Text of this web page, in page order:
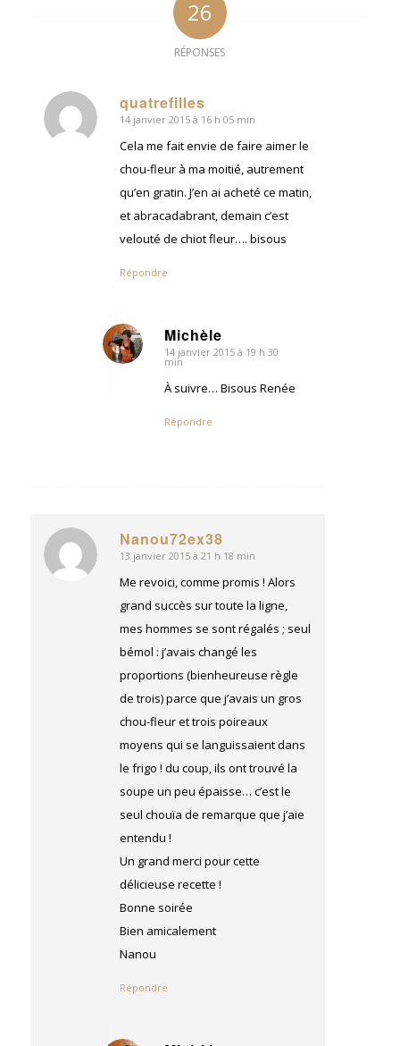
26
RÉPONSES
quatrefilles
dit
:
14 janvier 2015 à 16 h 05 min
Cela me fait envie de faire aimer le
chou-fleur à ma moitié, autrement
qu’en gratin. J’en ai acheté ce matin,
et abracadabrant, demain c’est
velouté de chiot fleur…. bisous
Répondre
Michèle
dit
14 janvier 2015 à 19 h 30
min
À suivre… Bisous Renée
Répondre
Nanou72ex38
dit
:
13 janvier 2015 à 21 h 18 min
Me revoici, comme promis ! Alors
grand succès sur toute la ligne,
mes hommes se sont régalés ; seul
bémol : j’avais changé les
proportions (bienheureuse règle
de trois) parce que j’avais un gros
chou-fleur et trois poireaux
moyens qui se languissaient dans
le frigo ! du coup, ils ont trouvé la
soupe un peu épaisse… c’est le
seul chouïa de remarque que j’aie
entendu !
Un grand merci pour cette
délicieuse recette !
Bonne soirée
Bien amicalement
Nanou
Répondre